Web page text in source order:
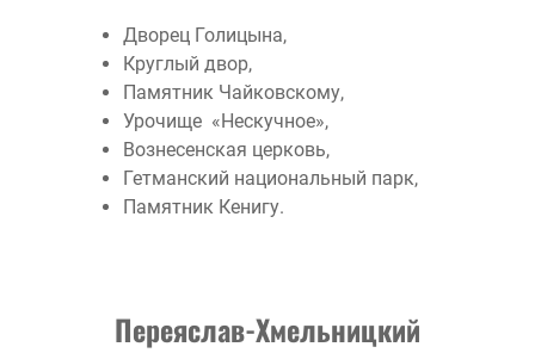
Дворец Голицына,
Круглый двор,
Памятник Чайковскому,
Урочище «Нескучное»,
Вознесенская церковь,
Гетманский национальный парк,
Памятник Кенигу.
Переяслав-Хмельницкий